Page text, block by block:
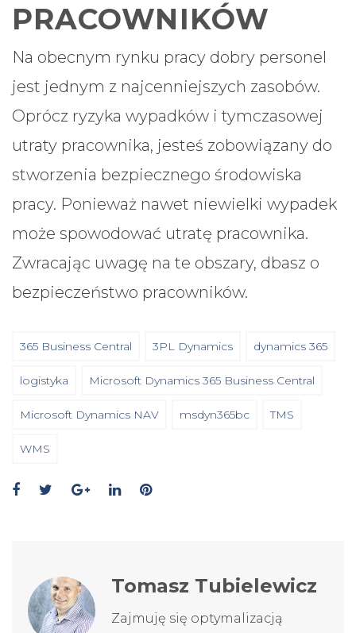
PRACOWNIKÓW
Na obecnym rynku pracy dobry personel
jest jednym z najcenniejszych zasobów.
Oprócz ryzyka wypadków i tymczasowej
utraty pracownika, jesteś zobowiązany do
stworzenia bezpiecznego środowiska
pracy. Ponieważ nawet niewielki wypadek
może spowodować utratę pracownika.
Zwracając uwagę na te obszary, dbasz o
bezpieczeństwo pracowników.
365 Business Central 3PL Dynamics dynamics 365
logistyka Microsoft Dynamics 365 Business Central
Microsoft Dynamics NAV msdyn365bc TMS
WMS
Tomasz Tubielewicz
Zajmuję się optymalizacją